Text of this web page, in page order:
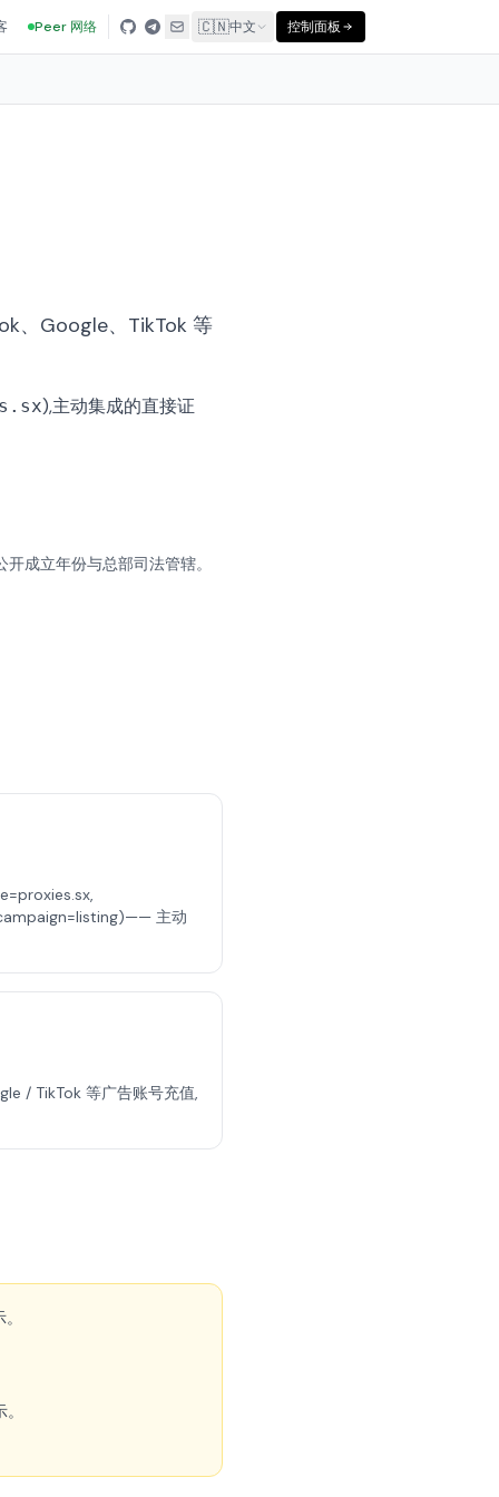
Peer 网络 🇨🇳中文 控制面板
、Google、TikTok 等
),主动集成的直接证
成立年份与总部司法管辖。
主动
/ TikTok 等广告账号充值,